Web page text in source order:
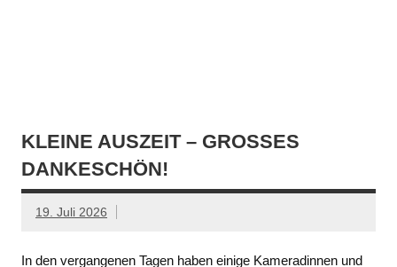
KLEINE AUSZEIT – GROSSES D
ANKESCHÖN!
19. Juli 2026
In den vergangenen Tagen haben einige Kameradinnen und